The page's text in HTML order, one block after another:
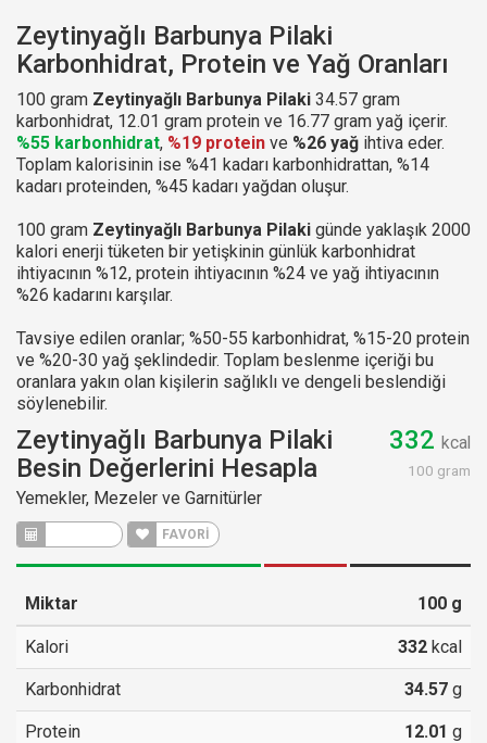
Zeytinyağlı Barbunya Pilaki
Karbonhidrat, Protein ve Yağ Oranları
100 gram Zeytinyağlı Barbunya Pilaki 34.57 gram
karbonhidrat, 12.01 gram protein ve 16.77 gram yağ içerir.
%55 karbonhidrat, %19 protein ve %26 yağ ihtiva eder.
Toplam kalorisinin ise %41 kadarı karbonhidrattan, %14
kadarı proteinden, %45 kadarı yağdan oluşur.
100 gram Zeytinyağlı Barbunya Pilaki günde yaklaşık 2000
kalori enerji tüketen bir yetişkinin günlük karbonhidrat
ihtiyacının %12, protein ihtiyacının %24 ve yağ ihtiyacının
%26 kadarını karşılar.
Tavsiye edilen oranlar; %50-55 karbonhidrat, %15-20 protein
ve %20-30 yağ şeklindedir. Toplam beslenme içeriği bu
oranlara yakın olan kişilerin sağlıklı ve dengeli beslendiği
söylenebilir.
Zeytinyağlı Barbunya Pilaki
Besin Değerlerini Hesapla
Yemekler, Mezeler ve Garnitürler
FAVORİ
332 kcal
100 gram
Miktar 100 g
Kalori 332 kcal
Karbonhidrat 34.57 g
Protein 12.01 g